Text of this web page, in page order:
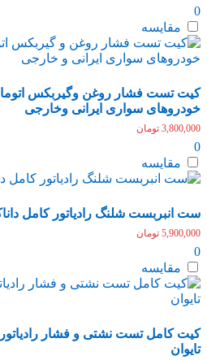
0
مقایسه
کیت تست فشار روغن وگیربکس
خودروهای سواری ایرانی وخارجی
3,800,000 تومان
0
مقایسه
ست انبربست شلنگ رادیاتور کامل
5,900,000 تومان
0
مقایسه
کیت کامل تست نشتی و فشار
تایوان